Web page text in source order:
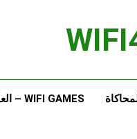
WIFI GAMES​ – العاب كمبيوتر قديمة​